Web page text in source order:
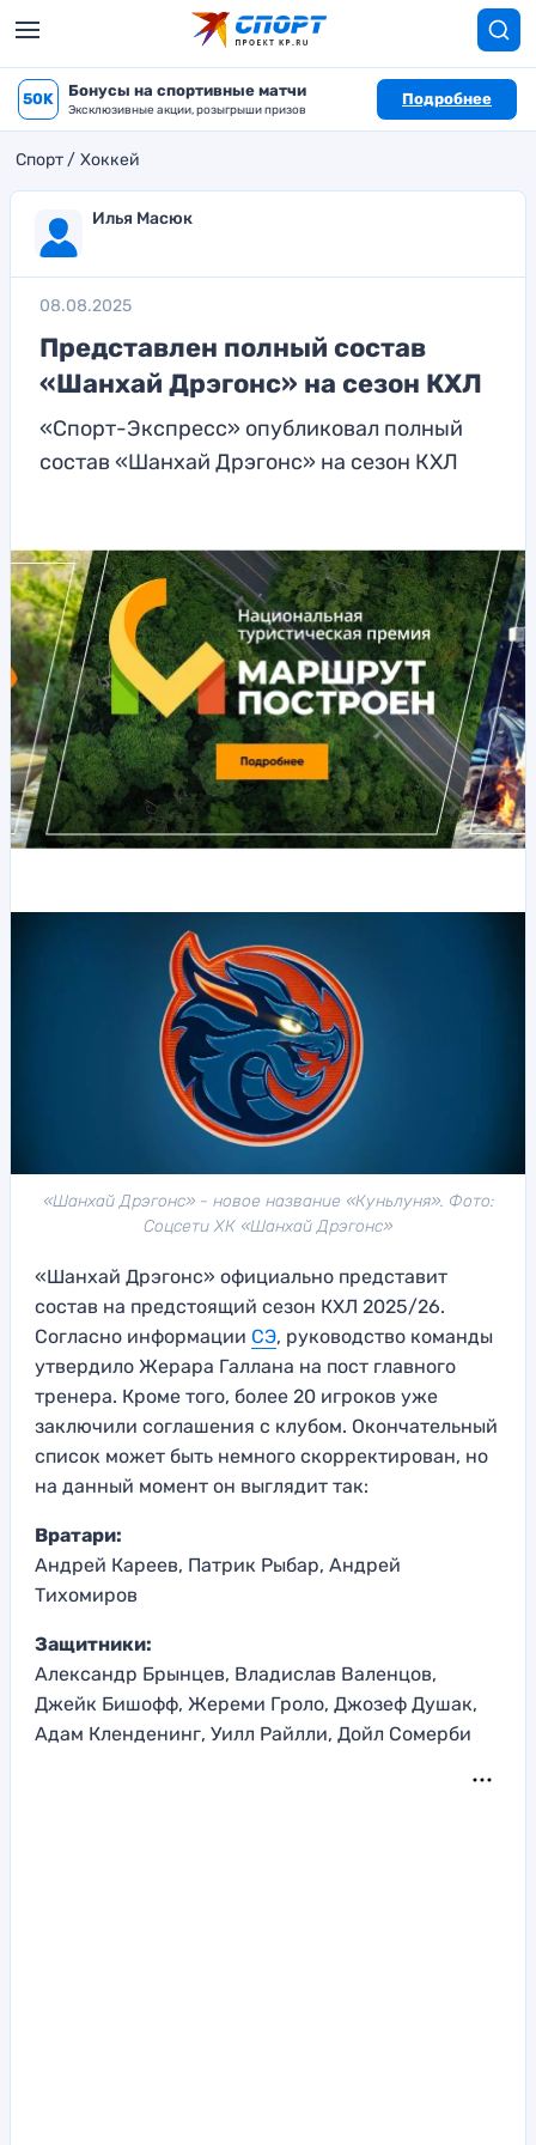
50K Бонусы на спортивные матчи
Эксклюзивные акции, розыгрыши призов
Подробнее
Спорт Хоккей
Илья Масюк
08.08.2025
Представлен полный состав
«Шанхай Дрэгонс» на сезон КХЛ
«Спорт-Экспресс» опубликовал полный
состав «Шанхай Дрэгонс» на сезон КХЛ
«Шанхай Дрэгонс» - новое название «Куньлуня». Фото:
Соцсети ХК «Шанхай Дрэгонс»
«Шанхай Дрэгонс» официально представит
состав на предстоящий сезон КХЛ 2025/26.
Согласно информации СЭ, руководство команды
утвердило Жерара Галлана на пост главного
тренера. Кроме того, более 20 игроков уже
заключили соглашения с клубом. Окончательный
список может быть немного скорректирован, но
на данный момент он выглядит так:
Вратари:
Андрей Кареев, Патрик Рыбар, Андрей
Тихомиров
Защитники:
Александр Брынцев, Владислав Валенцов,
Джейк Бишофф, Жереми Гроло, Джозеф Душак,
Адам Кленденинг, Уилл Райлли, Дойл Сомерби